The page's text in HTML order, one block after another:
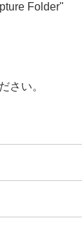
Folder"
さい。